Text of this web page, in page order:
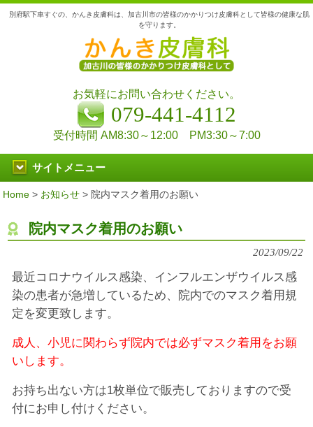
別府駅下車すぐの、かんき皮膚科は、加古川市の皆様のかかりつけ皮膚科として皆様の健康な肌
を守ります。
お気軽にお問い合わせください。
079-441-4112
受付時間 AM8:30～12:00 PM3:30～7:00
サイトメニュー
Home > お知らせ > 院内マスク着用のお願い
院内マスク着用のお願い
2023/09/22
最近コロナウイルス感染、インフルエンザウイルス感
染の患者が急増しているため、院内でのマスク着用規
定を変更致します。
成人、小児に関わらず院内では必ずマスク着用をお願
いします。
お持ち出ない方は1枚単位で販売しておりますので受
付にお申し付けください。